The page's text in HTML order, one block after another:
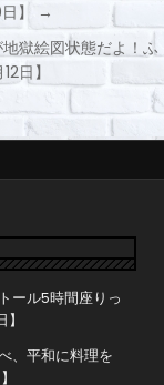
日】 →
獄絵図状態だよ！ふ
日】
ール5時間座りっ
、平和に料理を